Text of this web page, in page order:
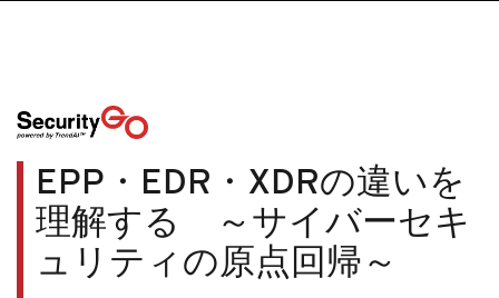
EPP・EDR・XDRの違いを
理解する ～サイバーセキ
ュリティの原点回帰～